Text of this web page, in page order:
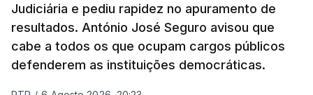
Judiciária e pediu rapidez no apuramento de
resultados. António José Seguro avisou que
cabe a todos os que ocupam cargos públicos
defenderem as instituições democráticas.